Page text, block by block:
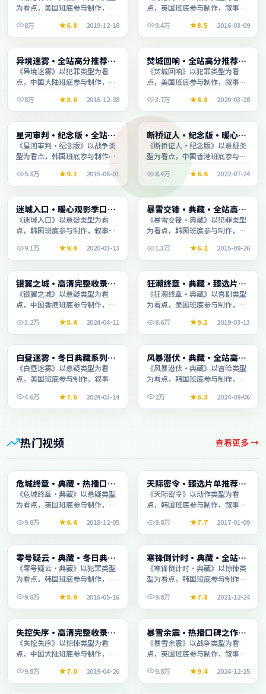
为看点，美国班底参与制作，叙
段观看。
8万 6.8 2019-12-18
点，英国班底参与制作，叙事完
看。9.4万 8.5 2016-03-09
动漫 1:52:31
异境迷雾·全站高分推荐节
奏紧凑值得追看
《异境迷雾》以犯罪类型为看
点，中国大陆班底参与制作，叙
段观看。
8万 8.6 2016-12-28
综艺 2:30:49
焚城回响·全站高分推荐节
奏紧凑值得追看
《焚城回响》以犯罪类型为看
点，美国班底参与制作，叙事完
看。3.7万 6.8 2020-03-28
动漫 2:04:13
星河审判·纪念版·全站高
分推荐节奏紧凑值得追看
《星河审判·纪念版》以战争类
型为看点，韩国班底参与制作，
时段观看。
5.3万 9.1 2015-06-01
综艺 2:22:23
断桥证人·纪念版·暖心观
影季口碑发酵持续升温
《断桥证人·纪念版》以悬疑类
型为看点，中国香港班底参与制
休闲时段观看。
8.4万 6.6 2022-07-24
动漫 1:57:29
迷城入口·暖心观影季口碑
发酵持续升温
《迷城入口》以悬疑类型为看
点，韩国班底参与制作，叙事完
看。9.1万 9.4 2020-03-13
综艺 2:06:01
暴雪交锋·典藏·全站高分
推荐节奏紧凑值得追看
《暴雪交锋·典藏》以犯罪类型
为看点，韩国班底参与制作，叙
段观看。
1.3万 6.2 2015-09-26
电视剧 1:51:58
银翼之城·高清完整收录适
合周末一口气刷完
《银翼之城》以悬疑类型为看
点，中国香港班底参与制作，叙
段观看。
3.2万 8.4 2024-04-11
动漫 2:15:44
狂潮终章·典藏·臻选片单
推荐画质清晰观看流畅
《狂潮终章·典藏》以喜剧类型
为看点，美国班底参与制作，叙
段观看。
8.6万 9.1 2019-03-13
动漫 2:44:30
白昼迷雾·冬日典藏系列温
情叙事引人入胜
《白昼迷雾》以悬疑类型为看
点，美国班底参与制作，叙事完
看。4.6万 7.6 2024-03-14
电视剧 1:46:01
风暴潜伏·典藏·全站高分
推荐节奏紧凑值得追看
《风暴潜伏·典藏》以冒险类型
为看点，韩国班底参与制作，叙
段观看。
2万 6.3 2024-09-06
热门视频 查看更多 →
电影 2:31:39
危城终章·典藏·热播口碑
之作剧情扎实演技在线
《危城终章·典藏》以悬疑类型
为看点，英国班底参与制作，叙
段观看。
9.8万 6.4 2018-12-05
电视剧 2:03:26
天际密令·臻选片单推荐画
质清晰观看流畅
《天际密令》以动作类型为看
点，韩国班底参与制作，叙事完
看。9.8万 7.7 2017-01-09
电视剧 1:44:06
零号疑云·典藏·冬日典藏
系列温情叙事引人入胜
《零号疑云·典藏》以犯罪类型
为看点，韩国班底参与制作，叙
段观看。
9.8万 8.9 2016-05-16
动漫 2:07:49
寒锋倒计时·典藏·全站高
分推荐节奏紧凑值得追看
《寒锋倒计时·典藏》以惊悚类
型为看点，韩国班底参与制作，
时段观看。
9.8万 7.8 2021-12-24
电视剧 1:37:10
失控失序·高清完整收录适
合周末一口气刷完
《失控失序》以惊悚类型为看
点，中国大陆班底参与制作，叙
段观看。
9.8万 7.0 2019-04-26
电影 2:41:39
暴雪余震·热播口碑之作剧
情扎实演技在线
《暴雪余震》以战争类型为看
点，英国班底参与制作，叙事完
看。9.8万 9.4 2024-12-25